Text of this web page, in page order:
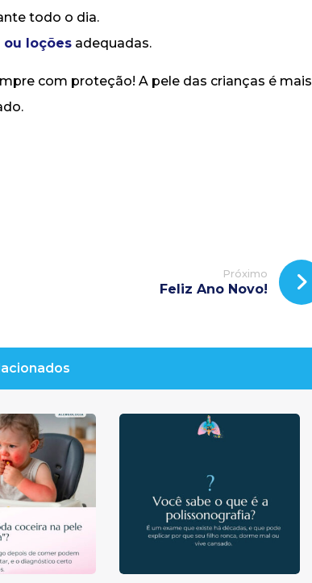
todo o dia.
ou loções adequadas.
com proteção! A pele das crianças é mais
Próximo
Feliz Ano Novo!